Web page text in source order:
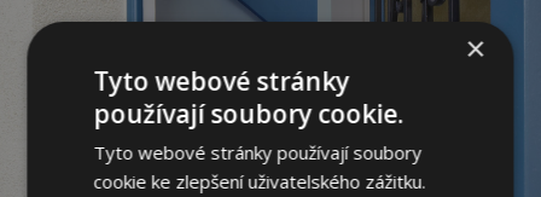
×
Tyto webové stránky
používají soubory cookie.
Tyto webové stránky používají soubory
cookie ke zlepšení uživatelského zážitku.